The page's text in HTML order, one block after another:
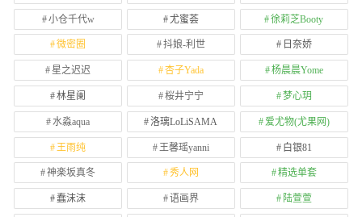
小仓千代w 尤蜜荟 徐莉芝Booty
微密圈 抖娘-利世 日奈娇
星之迟迟 杏子Yada 杨晨晨Yome
林星阑 桜井宁宁 梦心玥
水淼aqua 洛璃LoLiSAMA 爱尤物(尤果网)
王雨纯 王馨瑶yanni 白银81
神楽坂真冬 秀人网 精选单套
蠢沫沫 语画界 陆萱萱